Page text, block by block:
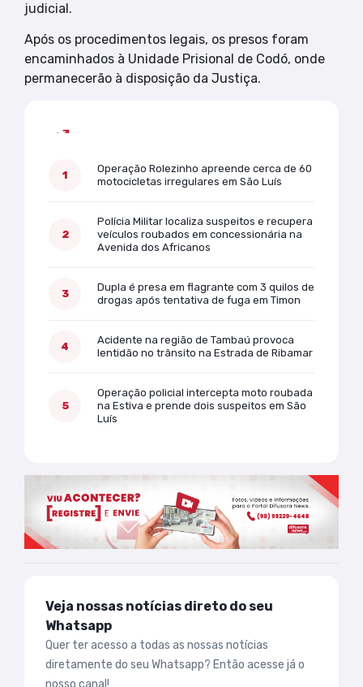
judicial.
Após os procedimentos legais, os presos foram
encaminhados à Unidade Prisional de Codó, onde
permanecerão à disposição da Justiça.
Operação Rolezinho apreende cerca de 60
motocicletas irregulares em São Luís
Polícia Militar localiza suspeitos e recupera
veículos roubados em concessionária na
Avenida dos Africanos
Dupla é presa em flagrante com 3 quilos de
drogas após tentativa de fuga em Timon
Acidente na região de Tambaú provoca
lentidão no trânsito na Estrada de Ribamar
Operação policial intercepta moto roubada
na Estiva e prende dois suspeitos em São
Luís
Veja nossas notícias direto do seu
Whatsapp
Quer ter acesso a todas as nossas notícias
diretamente do seu Whatsapp? Então acesse já o
nosso canal!